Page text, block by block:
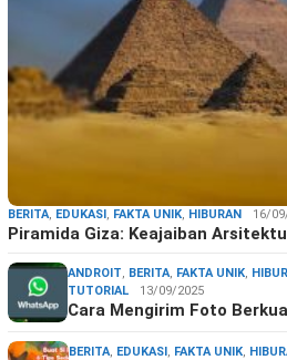
BERITA, EDUKASI, FAKTA UNIK, HIBURAN 16/
Piramida Giza: Keajaiban
ANDROIT, BERITA, FAKTA UNIK,
TUTORIAL
13/09/2025
Cara Mengirim Foto
BERITA, EDUKASI, FAKTA UNIK,